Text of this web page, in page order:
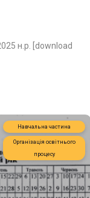
н.р. [download
Навчальна частина
Організація освітнього
процесу